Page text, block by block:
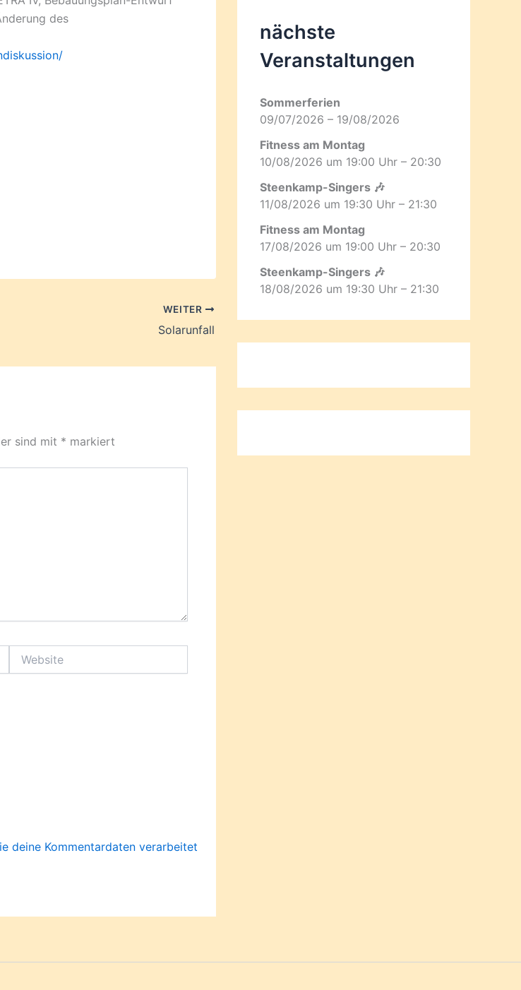
des
WEITER
Solarunfall
sind mit * markiert
deine Kommentardaten verarbeitet
nächste
Veranstaltungen
Sommerferien
09/07/2026 – 19/08/2026
Fitness am Montag
10/08/2026 um 19:00 Uhr – 20:30
Steenkamp-Singers 🎶
11/08/2026 um 19:30 Uhr – 21:30
Fitness am Montag
17/08/2026 um 19:00 Uhr – 20:30
Steenkamp-Singers 🎶
18/08/2026 um 19:30 Uhr – 21:30